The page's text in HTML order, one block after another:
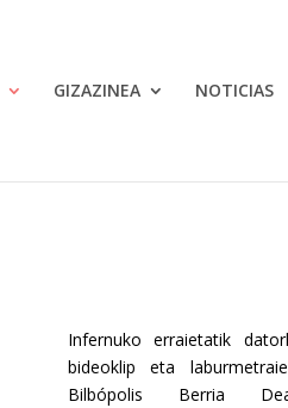
GIZAZINEA NOTICIAS
Infernuko erraietatik
bideoklip eta
Bilbópolis Berria